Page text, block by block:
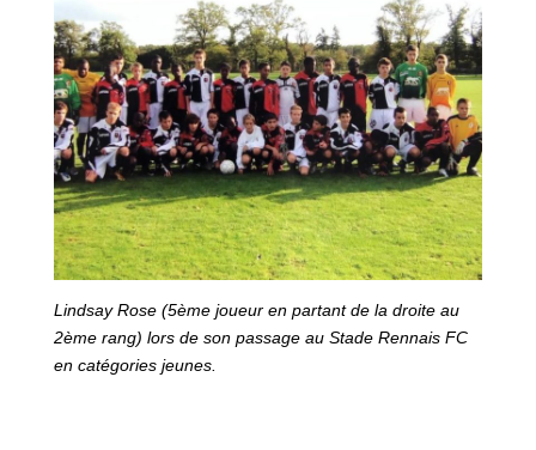
Lindsay Rose (5ème joueur en partant de la droite au
2ème rang) lors de son passage au Stade Rennais FC
en catégories jeunes.